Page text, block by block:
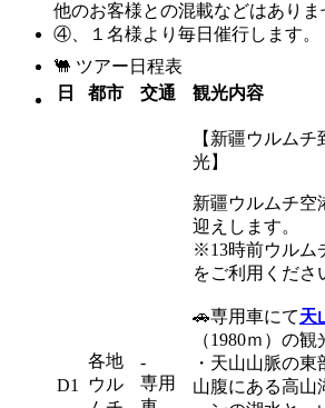
他のお客様との混載などはありま
④、１名様より毎日催行します。
🐫 ツアー日程表
日
都市 交通 観光内容
D1
各地
ウル
-
専用
【新疆ウルム
光】
新疆ウルムチ空
迎えします。
※13時前ウルム
をご利用くださ
🚗専用車にて天
（1980ｍ）の観
・天山山脈の
山腹にある高山